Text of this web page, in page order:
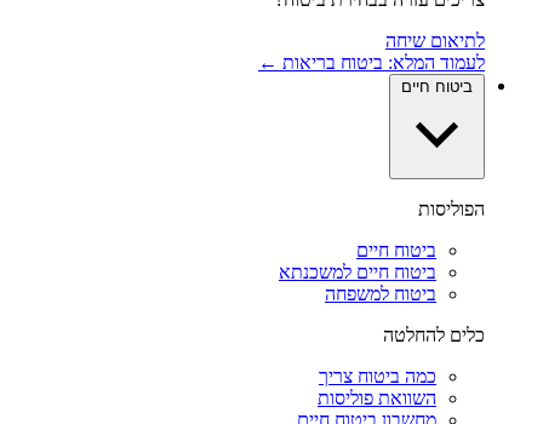
לתיאום שיחה
לעמוד המלא: ביטוח בריאות ←
ביטוח חיים
הפוליסות
ביטוח חיים
ביטוח חיים למשכנתא
ביטוח למשפחה
כלים להחלטה
כמה ביטוח צריך
השוואת פוליסות
מחשבון ביטוח חיים